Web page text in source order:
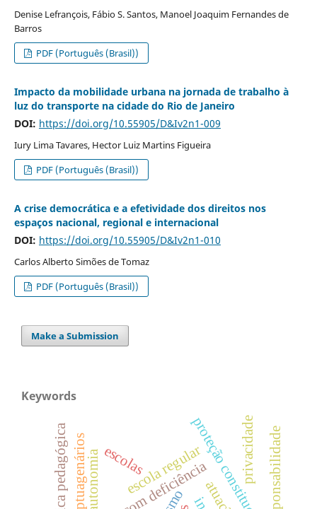
Denise Lefrançois, Fábio S. Santos, Manoel Joaquim Fernandes de
Barros
PDF (Português (Brasil))
Impacto da mobilidade urbana na jornada de trabalho à
luz do transporte na cidade do Rio de Janeiro
DOI: https://doi.org/10.55905/D&Iv2n1-009
Iury Lima Tavares, Hector Luiz Martins Figueira
PDF (Português (Brasil))
A crise democrática e a efetividade dos direitos nos
espaços nacional, regional e internacional
DOI: https://doi.org/10.55905/D&Iv2n1-010
Carlos Alberto Simões de Tomaz
PDF (Português (Brasil))
Make a Submission
Keywords
proteção constitucional
escola regular
prática pedagógica responsabilidade
escolas
septuagenáriosautonomia privacidade